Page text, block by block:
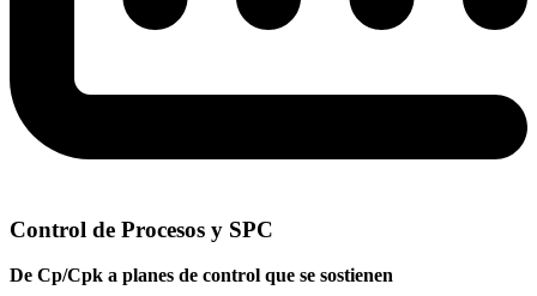
Control de Procesos y SPC
De Cp/Cpk a planes de control que se sostienen